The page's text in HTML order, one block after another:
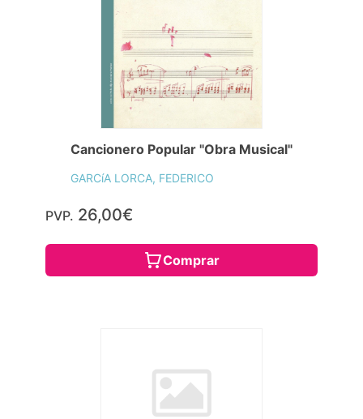
Cancionero Popular "Obra Musical"
GARCíA LORCA, FEDERICO
PVP. 26,00€
Comprar